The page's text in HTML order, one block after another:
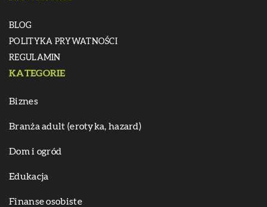
BLOG
POLITYKA PRYWATNOŚCI
REGULAMIN
KATEGORIE
Biznes
Branża adult (erotyka, hazard)
Dom i ogród
Edukacja
Finanse osobiste